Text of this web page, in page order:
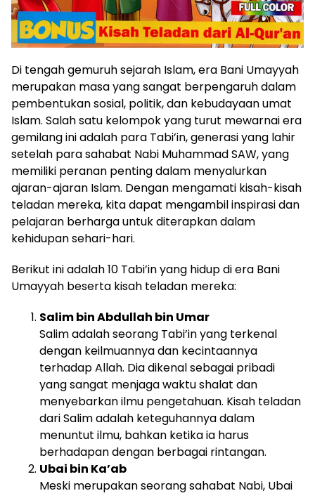
Di tengah gemuruh sejarah Islam, era Bani Umayyah
merupakan masa yang sangat berpengaruh dalam
pembentukan sosial, politik, dan kebudayaan umat
Islam. Salah satu kelompok yang turut mewarnai era
gemilang ini adalah para Tabi’in, generasi yang lahir
setelah para sahabat Nabi Muhammad SAW, yang
memiliki peranan penting dalam menyalurkan
ajaran-ajaran Islam. Dengan mengamati kisah-kisah
teladan mereka, kita dapat mengambil inspirasi dan
pelajaran berharga untuk diterapkan dalam
kehidupan sehari-hari.
Berikut ini adalah 10 Tabi’in yang hidup di era Bani
Umayyah beserta kisah teladan mereka:
Salim bin Abdullah bin Umar
Salim adalah seorang Tabi’in yang terkenal
dengan keilmuannya dan kecintaannya
terhadap Allah. Dia dikenal sebagai pribadi
yang sangat menjaga waktu shalat dan
menyebarkan ilmu pengetahuan. Kisah teladan
dari Salim adalah keteguhannya dalam
menuntut ilmu, bahkan ketika ia harus
berhadapan dengan berbagai rintangan.
Ubai bin Ka’ab
Meski merupakan seorang sahabat Nabi, Ubai